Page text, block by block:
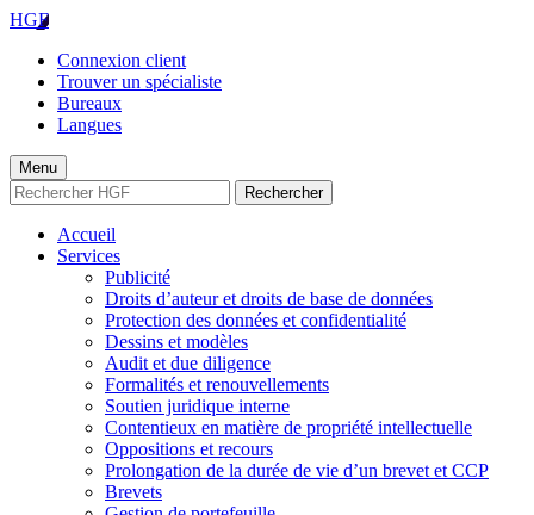
HGF
Connexion client
Trouver un spécialiste
Bureaux
Langues
Menu
Rechercher
Accueil
Services
Publicité
Droits d’auteur et droits de base de données
Protection des données et confidentialité
Dessins et modèles
Audit et due diligence
Formalités et renouvellements
Soutien juridique interne
Contentieux en matière de propriété intellectuelle
Oppositions et recours
Prolongation de la durée de vie d’un brevet et CCP
Brevets